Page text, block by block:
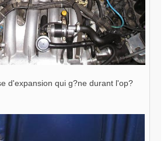
d'expansion qui g?ne durant l'op?